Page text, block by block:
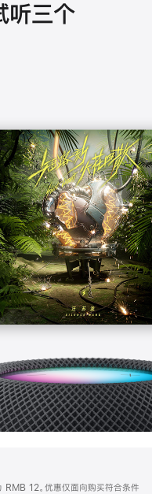
三个
RMB 12。优惠仅面向购买符合条件